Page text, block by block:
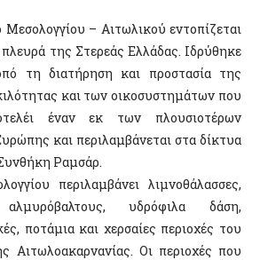
– Αιτωλικού εντοπίζεται
της Στερεάς Ελλάδας. Ιδρύθηκε
τη διατήρηση και προστασία της
και των οικοσυστημάτων που
έναν εκ των πλουσιοτέρων
και περιλαμβάνεται στα δίκτυα
Ραμσάρ.
περιλαμβάνει λιμνοθάλασσες,
αλµυρόβαλτους, υδρόφιλα δάση,
ποτάμια και χερσαίες περιοχές του
Αιτωλοακαρνανίας. Οι περιοχές που